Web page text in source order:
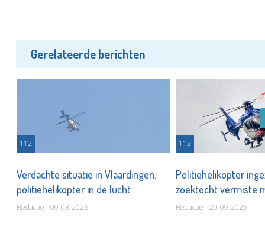
Gerelateerde berichten
112
Verdachte situatie in Vlaardingen:
politiehelikopter in de lucht
Redactie - 09-03-2026
112
Politiehelikopter
zoektocht vermiste
Redactie - 20-09-2025